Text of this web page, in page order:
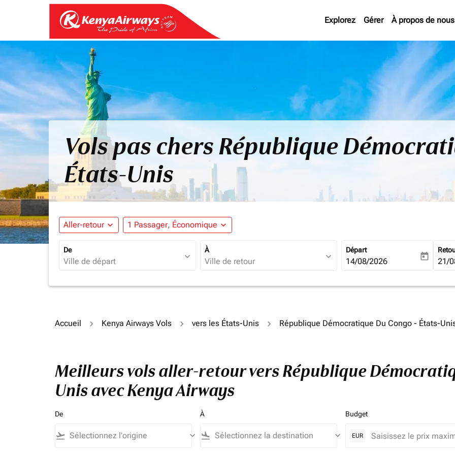
Explorez Gérer À propos de nous
Vols pas chers République
États-Unis
Aller-retour expand_more 1 Passager, Économique expand_more
De
expand_more
À
expand_more
Départ
fc-booking-departure-date-
14/08/2026 today fc-
21/
Accueil Kenya Airways Vols vers les États-Unis République Démocratique Du Congo - États-
Meilleurs vols aller-retour vers République
Unis avec Kenya Airways
De
flight_takeoff keyboard_arrow_down
À
flight_land keyboard_arrow_down
Budget
EUR